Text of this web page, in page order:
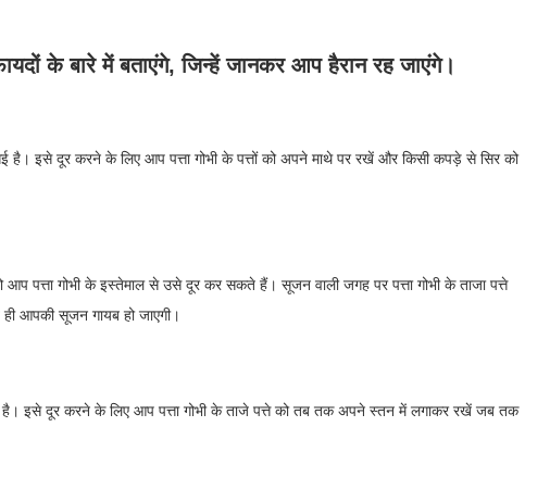
के बारे में बताएंगे, जिन्हें जानकर आप हैरान रह जाएंगे।
है। इसे दूर करने के लिए आप पत्ता गोभी के पत्तों को अपने माथे पर रखें और किसी कपड़े से सिर को
पत्ता गोभी के इस्तेमाल से उसे दूर कर सकते हैं। सूजन वाली जगह पर पत्ता गोभी के ताजा पत्ते
आपकी सूजन गायब हो जाएगी।
है। इसे दूर करने के लिए आप पत्ता गोभी के ताजे पत्ते को तब तक अपने स्तन में लगाकर रखें जब तक